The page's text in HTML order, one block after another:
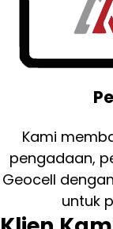
Kami
pengadaan,
Geocell
untuk